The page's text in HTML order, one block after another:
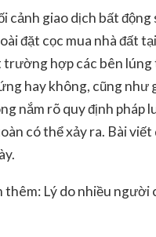
cảnh giao dịch bất
đặt cọc mua nhà đất
trường hợp các bên lúng
hay không, cũng như
nắm rõ quy định pháp
có thể xảy ra. Bài
thêm: Lý do nhiều người